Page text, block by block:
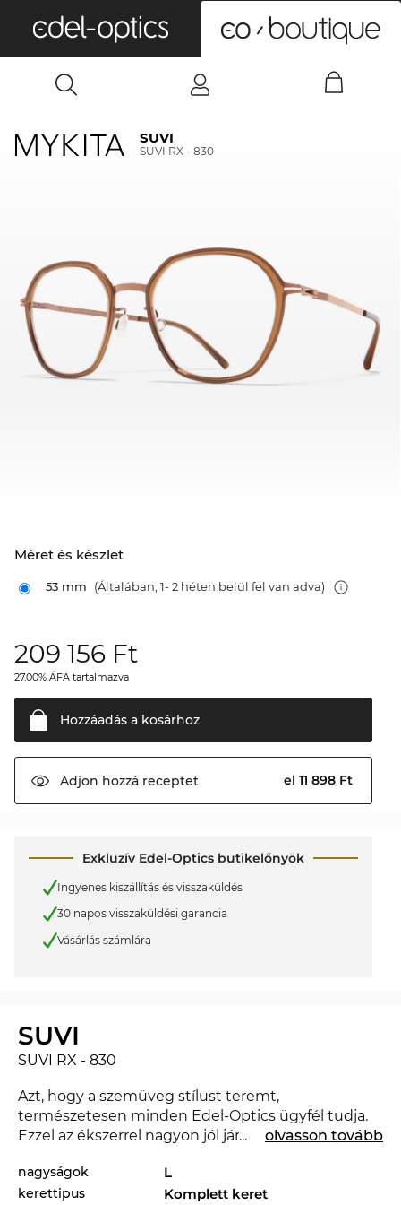
SUVI
SUVI RX - 830
Méret és készlet
53 mm (Általában, 1- 2 héten belül fel van adva)
209 156 Ft
27.00% ÁFA tartalmazva
Hozzáadás a kosárhoz
Adjon hozzá receptet el 11 898 Ft
Exkluzív Edel-Optics butikelőnyök
Ingyenes kiszállítás és visszaküldés
30 napos visszaküldési garancia
Vásárlás számlára
SUVI
SUVI RX - 830
Azt, hogy a szemüveg stílust teremt,
természetesen minden Edel-Optics ügyfél tudja.
Ezzel az ékszerrel nagyon jól jársz, és jó benyomást
SUVI RX a 2026. évben teljesen új a piacon,
úgyhogy ezzel a szemüveggel teljesen korszerű
... olvasson tovább
nagyságok L
kerettipus Komplett keret